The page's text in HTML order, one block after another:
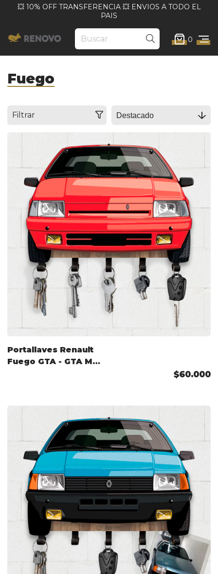
💥 10% OFF TRANSFERENCIA 💥 ENVIOS A TODO EL
PAIS
0
Fuego
Filtrar
Portallaves Renault
Fuego GTA - GTA Max
$60.000